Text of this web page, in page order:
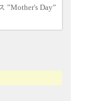
”Mother's Day”